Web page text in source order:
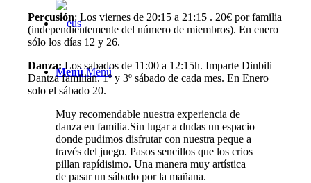
Menú Menú
Percusión: Los viernes de 20:15 a 21:15 . 20€ por familia
(independientemente del número de miembros). En enero
sólo los días 12 y 26.
Danza:Los sabados de 11:00 a 12:15h. Imparte Dinbili
Dantza familian. 1º y 3º sábado de cada mes. En Enero
solo el sábado 20.
Muy recomendable nuestra experiencia de
danza en familia.Sin lugar a dudas un espacio
donde pudimos disfrutar con nuestra peque a
través del juego. Pasos sencillos que los crios
pillan rapídisimo. Una manera muy artística
de pasar un sábado por la mañana.